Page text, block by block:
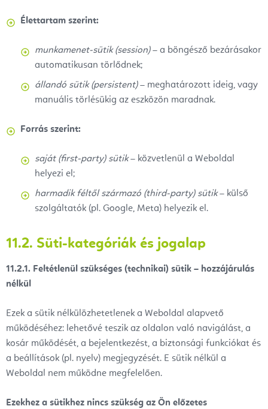
Élettartam szerint:
munkamenet-sütik (session)– a böngésző bezárásakor
automatikusan törlődnek;
állandó sütik (persistent)– meghatározott ideig, vagy
manuális törlésükig az eszközön maradnak.
Forrás szerint:
saját (first-party) sütik– közvetlenül a Weboldal
helyezi el;
harmadik féltől származó (third-party) sütik– külső
szolgáltatók (pl. Google, Meta) helyezik el.
11.2. Süti-kategóriák és jogalap
11.2.1. Feltétlenül szükséges (technikai) sütik – hozzájárulás
nélkül
Ezek a sütik nélkülözhetetlenek a Weboldal alapvető
működéséhez: lehetővé teszik az oldalon való navigálást, a
kosár működését, a bejelentkezést, a biztonsági funkciókat és
a beállítások (pl. nyelv) megjegyzését. E sütik nélkül a
Weboldal nem működne megfelelően.
Ezekhez a sütikhez nincs szükség az Ön előzetes